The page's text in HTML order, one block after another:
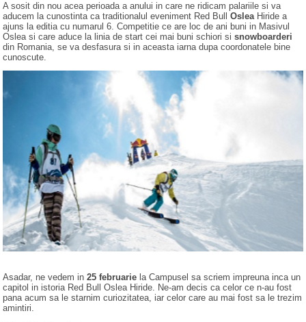
A sosit din nou acea perioada a anului in care ne ridicam palariile si va
aducem la cunostinta ca traditionalul eveniment Red Bull OsleaHiride a
ajuns la editia cu numarul 6. Competitie ce are loc de ani buni in Masivul
Oslea si care aduce la linia de start cei mai buni schiori si snowboarderi
din Romania, se va desfasura si in aceasta iarna dupa coordonatele bine
cunoscute.
Asadar, ne vedem in 25 februarie la Campusel sa scriem impreuna inca un
capitol in istoria Red Bull Oslea Hiride. Ne-am decis ca celor ce n-au fost
pana acum sa le starnim curiozitatea, iar celor care au mai fost sa le trezim
amintiri.